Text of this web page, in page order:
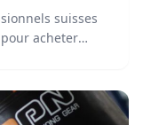
suisses
acheter
des